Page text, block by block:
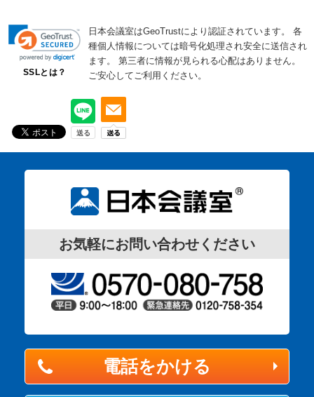
SSLとは？
日本会議室はGeoTrustにより認証されています。
各
種個人情報については暗号化処理され安全に送信され
ます。
第三者に情報が見られる心配はありません。
ご安心してご利用ください。
お気軽にお問い合わせください
電話をかける